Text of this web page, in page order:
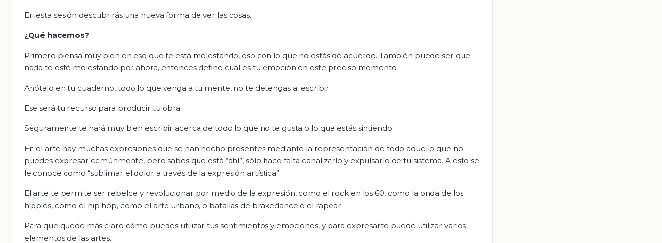
En esta sesión descubrirás una nueva forma de ver las cosas.
¿Qué hacemos?
Primero piensa muy bien en eso que te está molestando, eso con lo que no estás de acuerdo. También puede ser que
nada te esté molestando por ahora, entonces define cuál es tu emoción en este preciso momento.
Anótalo en tu cuaderno, todo lo que venga a tu mente, no te detengas al escribir.
Ese será tu recurso para producir tu obra.
Seguramente te hará muy bien escribir acerca de todo lo que no te gusta o lo que estás sintiendo.
En el arte hay muchas expresiones que se han hecho presentes mediante la representación de todo aquello que no
puedes expresar comúnmente, pero sabes que está “ahí”, sólo hace falta canalizarlo y expulsarlo de tu sistema. A esto se
le conoce como “sublimar el dolor a través de la expresión artística”.
El arte te permite ser rebelde y revolucionar por medio de la expresión, como el rock en los 60, como la onda de los
hippies, como el hip hop, como el arte urbano, o batallas de brakedance o el rapear.
Para que quede más claro cómo puedes utilizar tus sentimientos y emociones, y para expresarte puede utilizar varios
elementos de las artes.